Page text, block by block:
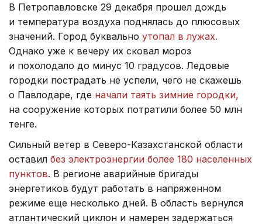
В Петропавловске 29 декабря прошел дождь
и температура воздуха поднялась до плюсовых
значений. Город буквально утопал в лужах.
Однако уже к вечеру их сковал мороз
и похолодало до минус 10 градусов. Ледовые
городки пострадать не успели, чего не скажешь
о Павлодаре, где начали таять зимние городки,
на сооружение которых потратили более 50 млн
тенге.
Сильный ветер в Северо-Казахстанской области
оставил без электроэнергии более 180 населенных
пунктов. В регионе аварийные бригады
энергетиков будут работать в напряженном
режиме еще несколько дней. В область вернулся
атлантический циклон и намерен задержаться